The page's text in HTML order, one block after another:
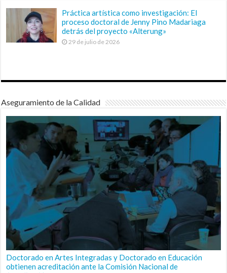
Práctica artística como investigación: El
proceso doctoral de Jenny Pino Madariaga
detrás del proyecto «Alterung»
29 de julio de 2026
Aseguramiento de la Calidad
Doctorado en Artes Integradas y Doctorado en Educación
obtienen acreditación ante la Comisión Nacional de